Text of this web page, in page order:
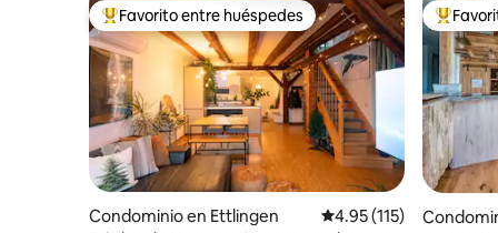
De los mejores en Favorito entre huéspedes
Favorito entre huéspedes
Condominio en Ettlingen Calificación promedio:
4.95 (115)
De los